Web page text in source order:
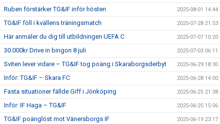
Ruben förstärker TG&IF inför hösten 2025-08-01 14:44
TG&IF föll i kvällens träningsmatch 2025-07-28 21:53
Här anmäler du dig till utbildningen UEFA C 2025-07-07 10:20
30.000kr Drive in bingon 8 juli 2025-07-03 06:11
Sviten lever vidare – TG&IF tog poäng i Skaraborgsderbyt 2025-06-29 18:30
Inför: TG&IF – Skara FC 2025-06-28 14:00
Fasta situationer fällde Giff i Jönköping 2025-06-25 21:38
Inför: IF Haga – TG&IF 2025-06-25 15:06
TG&IF poänglöst mot Vänersborgs IF 2025-06-19 23:17